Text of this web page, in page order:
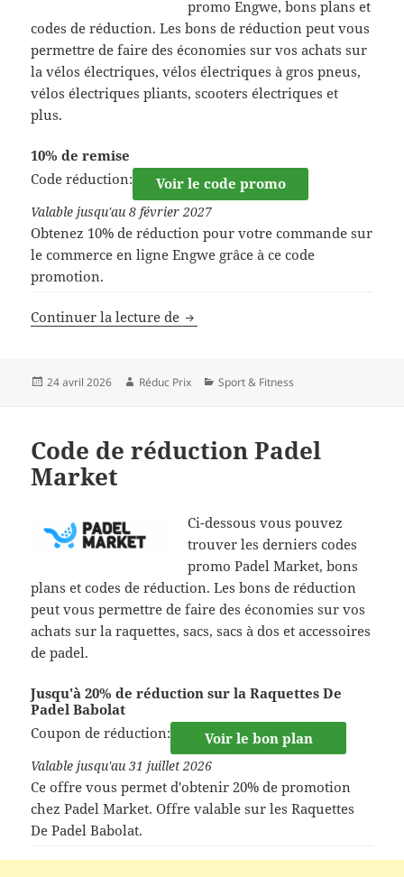
promo Engwe, bons plans et
codes de réduction. Les bons de réduction peut vous
permettre de faire des économies sur vos achats sur
la vélos électriques, vélos électriques à gros pneus,
vélos électriques pliants, scooters électriques et
plus.
10% de remise
Code réduction:
Voir le code promo
Valable jusqu'au 8 février 2027
Obtenez 10% de réduction pour votre commande sur
le commerce en ligne Engwe grâce à ce code
promotion.
Continuer la lecture de Code de réduction Engwe
Publié
24 avril 2026 Auteur
Réduc Prix Catégories
Sport & Fitness
Code de réduction Padel
Market
Ci-dessous vous pouvez
trouver les derniers codes
promo Padel Market, bons
plans et codes de réduction. Les bons de réduction
peut vous permettre de faire des économies sur vos
achats sur la raquettes, sacs, sacs à dos et accessoires
de padel.
Jusqu'à 20% de réduction sur la Raquettes De
Padel Babolat
Coupon de réduction:
Voir le bon plan
Valable jusqu'au 31 juillet 2026
Ce offre vous permet d'obtenir 20% de promotion
chez Padel Market. Offre valable sur les Raquettes
De Padel Babolat.